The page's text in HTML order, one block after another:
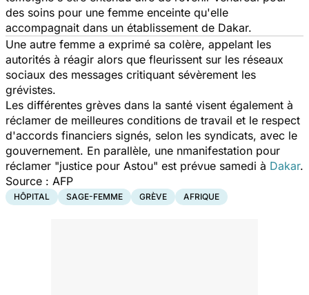
des soins pour une femme enceinte qu'elle
accompagnait dans un établissement de Dakar.
Une autre femme a exprimé sa colère, appelant les
autorités à réagir alors que fleurissent sur les réseaux
sociaux des messages critiquant sévèrement les
grévistes.
Les différentes grèves dans la santé visent également à
réclamer de meilleures conditions de travail et le respect
d'accords financiers signés, selon les syndicats, avec le
gouvernement. En parallèle, une nmanifestation pour
réclamer "justice pour Astou" est prévue samedi à Dakar.
Source : AFP
HÔPITAL SAGE-FEMME GRÈVE AFRIQUE